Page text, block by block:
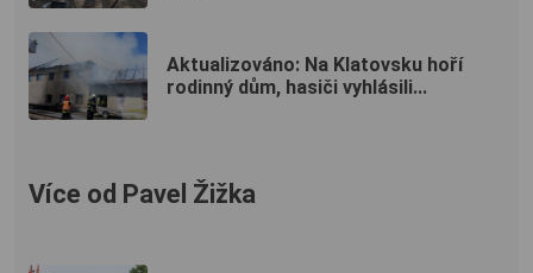
Aktualizováno: Na Klatovsku hoří
rodinný dům, hasiči vyhlásili...
Více od Pavel Žižka